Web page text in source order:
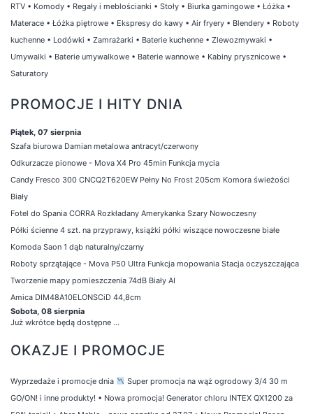
RTV • Komody • Regały i meblościanki • Stoły • Biurka gamingowe • Łóżka •
Materace • Łóżka piętrowe • Ekspresy do kawy • Air fryery • Blendery • Roboty
kuchenne • Lodówki • Zamrażarki • Baterie kuchenne • Zlewozmywaki •
Umywalki • Baterie umywalkowe • Baterie wannowe • Kabiny prysznicowe •
Saturatory
PROMOCJE I HITY DNIA
Piątek, 07 sierpnia
Szafa biurowa Damian metalowa antracyt/czerwony
Odkurzacze pionowe - Mova X4 Pro 45min Funkcja mycia
Candy Fresco 300 CNCQ2T620EW Pełny No Frost 205cm Komora świeżości
Biały
Fotel do Spania CORRA Rozkładany Amerykanka Szary Nowoczesny
Półki ścienne 4 szt. na przyprawy, książki półki wiszące nowoczesne białe
Komoda Saon 1 dąb naturalny/czarny
Roboty sprzątające - Mova P50 Ultra Funkcja mopowania Stacja oczyszczająca
Tworzenie mapy pomieszczenia 74dB Biały AI
Amica DIM48A10ELONSCiD 44,8cm
Sobota, 08 sierpnia
Już wkrótce będą dostępne ...
OKAZJE I PROMOCJE
Wyprzedaże i promocje dnia
Super promocja na wąż ogrodowy 3/4 30 m
GO/ON! i inne produkty! • Nowa promocja! Generator chloru INTEX QX1200 za